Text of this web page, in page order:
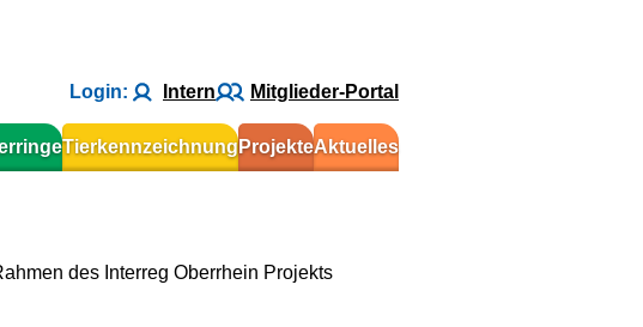
Login: Intern Mitglieder-Portal
TierkennzeichnungProjekteAktuelles
des Interreg Oberrhein Projekts